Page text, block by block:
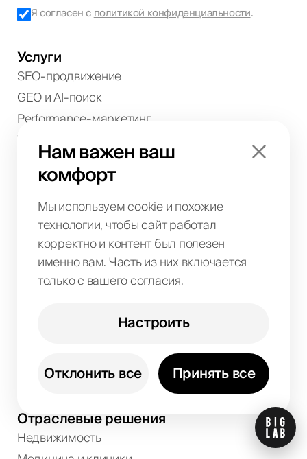
Нам важен ваш
комфорт
Мы используем cookie и похожие
технологии, чтобы сайт работал
корректно и контент был полезен
именно вам. Часть из них включается
только с вашего согласия.
Отклонить все
Настроить
Принять все
Я согласен сполитикой конфиденциальности.
Услуги
SEO-продвижение
GEO и AI-поиск
Performance-маркетинг
Трафик и лидогенерация
SMM и соцсети
Контент-маркетинг
Маркетплейсы
Разработка и IT
AI-решения
Дизайн и UX
Маркетинговая стратегия
Маркетинг на аутсорсе
Отраслевые решения
Недвижимость